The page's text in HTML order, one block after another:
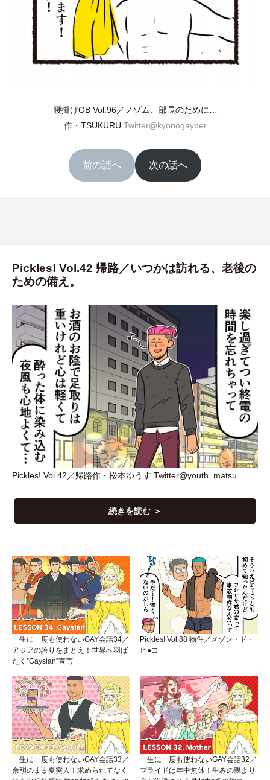
腰掛けOB Vol.96／ノゾム、部長のために…
作・ TSUKURU Twitter@kyonogayber
前の話へ 次の話へ
Pickles! Vol.42 帰路／いつかは訪れる、老後の
ための備え。
Pickles! Vol.42／帰路作 ・ 松本ゆうす Twitter@youth_matsu
続きを読む ＞
一生に一度も使わないGAY会話34／
アジアの誇りをまとえ！世界へ羽ば
たく”Gaysian”宣言
Pickles! Vol.88 物件／メゾン・ド・
ヒ●コ
一生に一度も使わないGAY会話33／
余韻のまま夏突入！求められてなく
一生に一度も使わないGAY会話32／
プライドは年中無休！生みの親より